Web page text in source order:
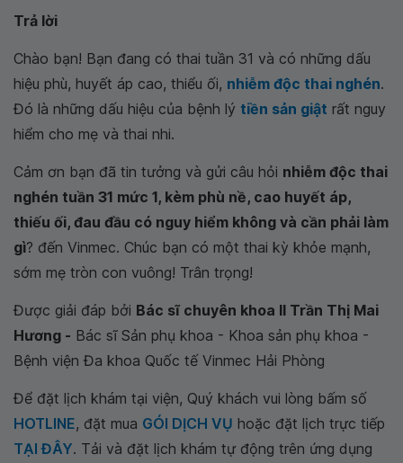
Trả lời
Chào bạn! Bạn đang có thai tuần 31 và có những dấu
hiệu phù, huyết áp cao, thiểu ối, nhiễm độc thai nghén.
Đó là những dấu hiệu của bệnh lý tiền sản giật rất nguy
hiểm cho mẹ và thai nhi.
Cảm ơn bạn đã tin tưởng và gửi câu hỏi nhiễm độc thai
nghén tuần 31 mức 1, kèm phù nề, cao huyết áp,
thiếu ối, đau đầu có nguy hiểm không và cần phải làm
gì? đến Vinmec. Chúc bạn có một thai kỳ khỏe mạnh,
sớm mẹ tròn con vuông! Trân trọng!
Được giải đáp bởi Bác sĩ chuyên khoa II Trần Thị Mai
Hương - Bác sĩ Sản phụ khoa - Khoa sản phụ khoa -
Bệnh viện Đa khoa Quốc tế Vinmec Hải Phòng
Để đặt lịch khám tại viện, Quý khách vui lòng bấm số
HOTLINE, đặt mua GÓI DỊCH VỤ hoặc đặt lịch trực tiếp
TẠI ĐÂY. Tải và đặt lịch khám tự động trên ứng dụng